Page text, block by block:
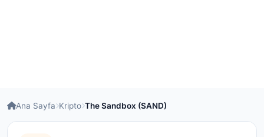
Ana Sayfa Kripto The Sandbox (SAND)